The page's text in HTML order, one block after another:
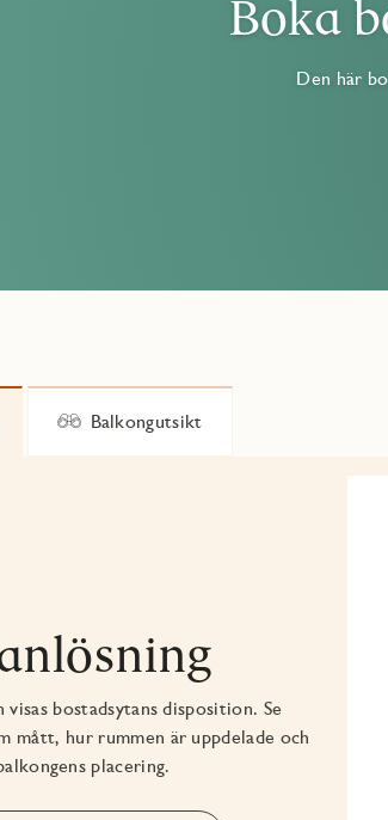
Boka
Den här
Balkongutsikt
visas bostadsytans disposition. Se
mått, hur rummen är uppdelade och
placering.